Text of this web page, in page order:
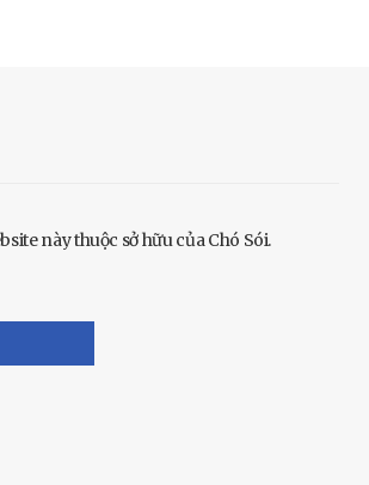
này thuộc sở hữu của Chó Sói.